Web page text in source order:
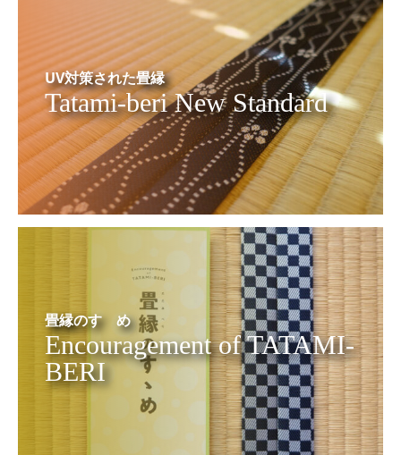
UV対策された畳縁
Tatami-beri New Standard
畳縁のすゝめ
Encouragement of TATAMI-
BERI